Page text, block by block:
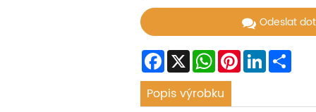
Odeslat
Facebook
X WhatsApp
Pinterest
LinkedIn
Popis výrobku